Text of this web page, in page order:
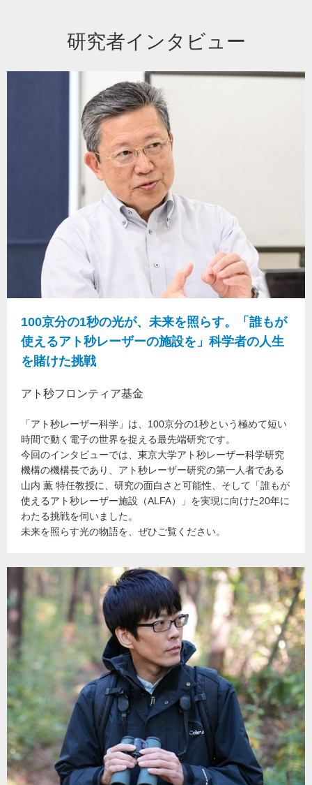
研究者インタビュー
100京分の1秒の光が、未来を照らす。「誰もが
使えるアト秒レーザーの施設を」科学者の人生
を賭けた挑戦
アト秒フロンティア基金
「アト秒レーザー科学」は、100京分の1秒という極めて短い
時間で動く電子の世界を捉える最先端研究です。
今回のインタビューでは、東京大学アト秒レーザー科学研究
機構の機構長であり、アト秒レーザー研究の第一人者である
山内 薫 特任教授に、研究の面白さと可能性、そして「誰もが
使えるアト秒レーザー施設（ALFA）」を実現に向けた20年に
わたる挑戦を伺いました。
未来を照らす光の物語を、ぜひご覧ください。